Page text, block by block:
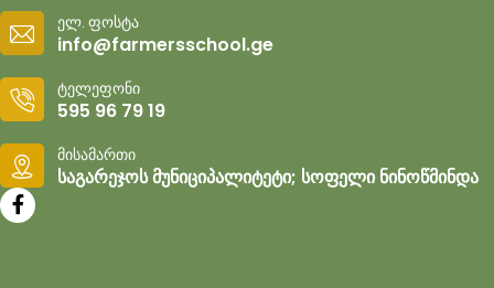
ელ. ფოსტა
info@farmersschool.ge
ტელეფონი
595 96 79 19
მისამართი
საგარეჯოს მუნიციპალიტეტი; სოფელი ნინოწმინდა